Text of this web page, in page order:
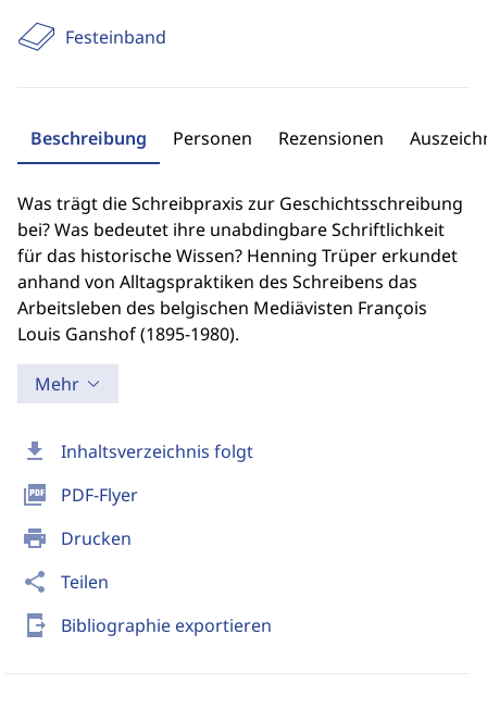
download Inhaltsverzeichnis folgt
picture_as_pdf PDF-Flyer
print Drucken
share Teilen
send_to_mobile Bibliographie exportieren
Festeinband
Beschreibung Personen Rezensionen
Was trägt die Schreibpraxis zur Geschichtsschreibung
bei? Was bedeutet ihre unabdingbare Schriftlichkeit
für das historische Wissen? Henning Trüper erkundet
anhand von Alltagspraktiken des Schreibens das
Arbeitsleben des belgischen Mediävisten François
Louis Ganshof (1895-1980).
Mehr